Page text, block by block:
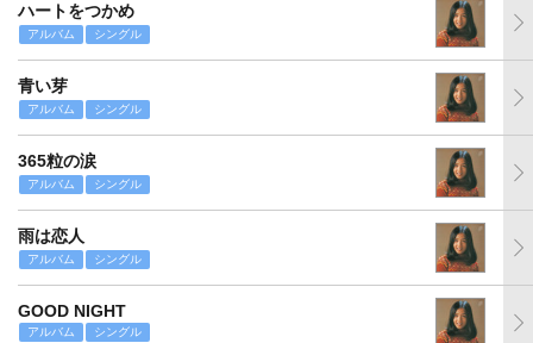
ハートをつかめ
アルバム シングル
青い芽
アルバム シングル
365粒の涙
アルバム シングル
雨は恋人
アルバム シングル
GOOD NIGHT
アルバム シングル